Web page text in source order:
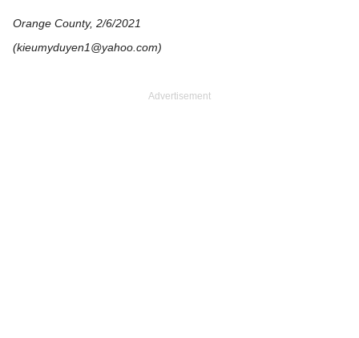
Orange County, 2/6/2021
(kieumyduyen1@yahoo.com)
Advertisement